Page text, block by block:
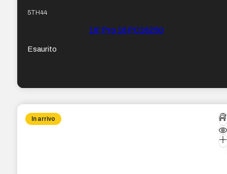
5TH44
16″ Pro 16 PC16250
Esaurito
In arrivo